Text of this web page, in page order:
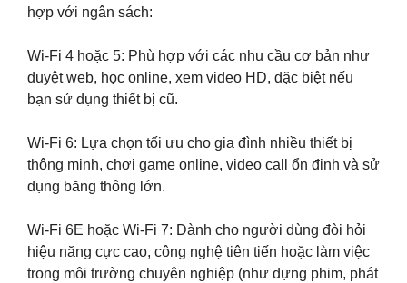
hợp với ngân sách:
Wi-Fi 4 hoặc 5: Phù hợp với các nhu cầu cơ bản như
duyệt web, học online, xem video HD, đặc biệt nếu
bạn sử dụng thiết bị cũ.
Wi-Fi 6: Lựa chọn tối ưu cho gia đình nhiều thiết bị
thông minh, chơi game online, video call ổn định và sử
dụng băng thông lớn.
Wi-Fi 6E hoặc Wi-Fi 7: Dành cho người dùng đòi hỏi
hiệu năng cực cao, công nghệ tiên tiến hoặc làm việc
trong môi trường chuyên nghiệp (như dựng phim, phát